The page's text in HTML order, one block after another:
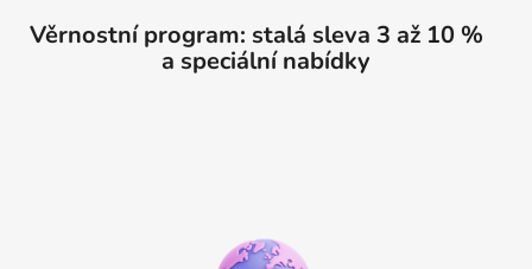
Věrnostní program: stalá sleva 3 až 10 %
a speciální nabídky